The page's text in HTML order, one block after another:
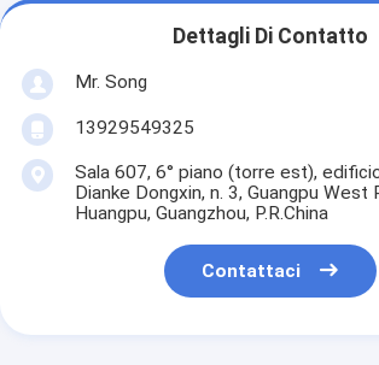
Dettagli Di Contatto
Mr. Song
13929549325
Sala 607, 6° piano (torre est),
Dianke Dongxin, n. 3, Guangpu
Huangpu, Guangzhou, P.R.China
Contattaci